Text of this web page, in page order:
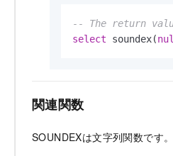
-- The return
select soundex(
関連関数
SOUNDEXは文字列関数です。